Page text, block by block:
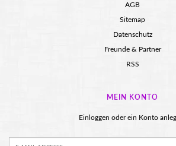
AGB
Sitemap
Datenschutz
Freunde & Partner
RSS
MEIN KONTO
Einloggen oder ein Konto